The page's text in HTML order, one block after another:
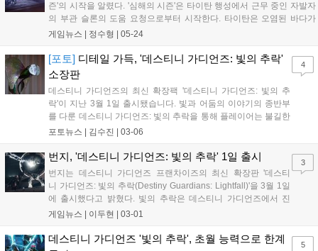
즌'의 시작을 알렸다. '심해의 시즌'은 타이탄 행성에서 근무 중인 자발자
의 부관 슬론의 도움 요청으로부터 시작한다. 타이탄은 오염된 바다가
행성을 뒤엎은 행성으로 바다 위에 위태롭게 자리 잡은 철조 구조물 외
구조물이...
게임뉴스 | 정수형 05-24
[포토] 디테일 가득, '데스티니 가디언즈: 빛의 추락'
소장판
데스티니 가디언즈의 최신 확장팩 '데스티니 가디언즈: 빛의 추
락'이 지난 3월 1일 출시됐습니다. 빛과 어둠의 이야기의 종반부
를 다룬 데스티니 가디언즈: 빛의 추락을 통해 플레이어는 불길한
그림자 군단과 마주하고, 해왕성에 감춰진 비밀 도시를 탐험하게
습니다. 그리고 이런 데스티니 가디언즈: 빛...
포토뉴스 | 김수진 03-06
4
번지, '데스티니 가디언즈: 빛의 추락' 1일 출시
번지는 데스티니 가디언즈 프랜차이즈의 최신 확장판 '데스티
니 가디언즈: 빛의 추락(Destiny Guardians: Lightfall)'을 3월 1일
에 출시했다고 밝혔다. 빛의 추락은 데스티니 가디언즈에서 진
행 중인 "빛과 어둠의 이야기"의 종반부로서, 수호자는 불길한 그
고, 새로운 어둠의 힘 하위...
게임뉴스 | 이두현 03-01
3
데스티니 가디언즈 '빛의 추락', 초월 능력으로 한계
5